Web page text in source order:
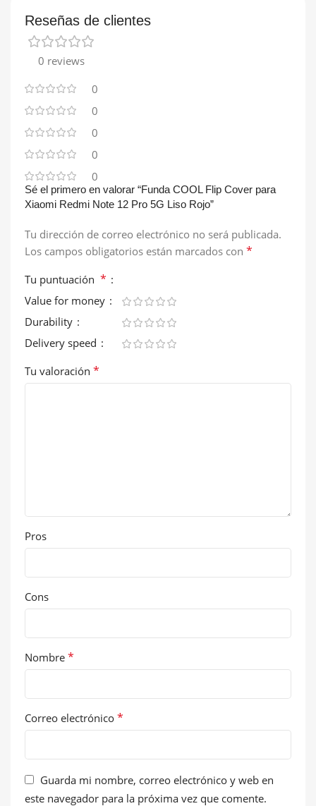
Reseñas de clientes
0 reviews
0
0
0
0
0
Sé el primero en valorar “Funda COOL Flip Cover para
Xiaomi Redmi Note 12 Pro 5G Liso Rojo”
Tu dirección de correo electrónico no será publicada.
Los campos obligatorios están marcados con *
Tu puntuación *
Value for money
Durability
Delivery speed
Tu valoración *
Pros
Cons
Nombre *
Correo electrónico *
Guarda mi nombre, correo electrónico y web en
este navegador para la próxima vez que comente.